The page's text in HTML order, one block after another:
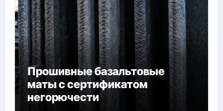
Прошивные базальтовые
маты с сертификатом
негорючести